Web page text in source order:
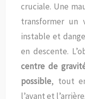
cruciale. Une
transformer un
instable et
en descente.
centre de
possible, tout
l’avant et l’arrière.